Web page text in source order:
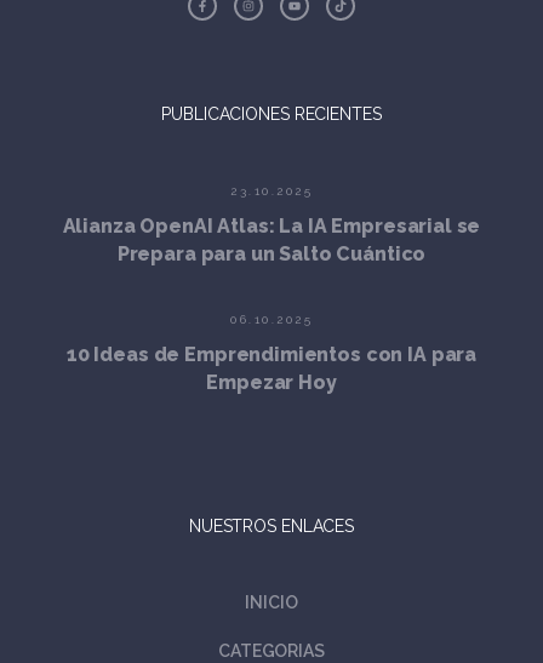
PUBLICACIONES RECIENTES
23.10.2025
Alianza OpenAI Atlas: La IA Empresarial se
Prepara para un Salto Cuántico
06.10.2025
10 Ideas de Emprendimientos con IA para
Empezar Hoy
NUESTROS ENLACES
INICIO
CATEGORIAS